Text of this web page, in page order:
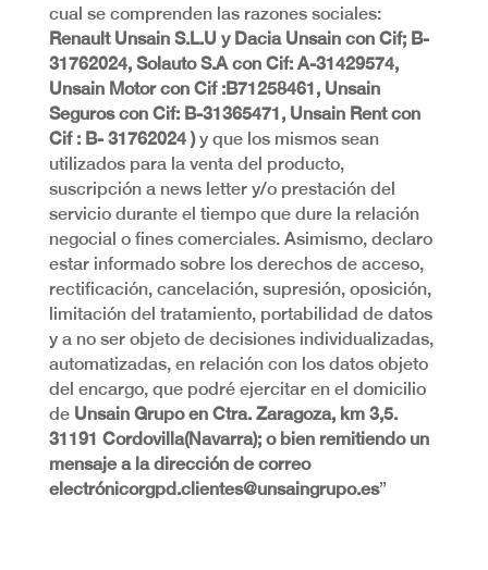
cual se comprenden las razones sociales:
Renault Unsain S.L.U y Dacia Unsain con Cif; B-
31762024, Solauto S.A con Cif: A-31429574,
Unsain Motor con Cif :B71258461, Unsain
Seguros con Cif: B-31365471, Unsain Rent con
Cif : B- 31762024 )y que los mismos sean
utilizados para la venta del producto,
suscripción a news letter y/o prestación del
servicio durante el tiempo que dure la relación
negocial o fines comerciales. Asimismo, declaro
estar informado sobre los derechos de acceso,
rectificación, cancelación, supresión, oposición,
limitación del tratamiento, portabilidad de datos
y a no ser objeto de decisiones individualizadas,
automatizadas, en relación con los datos objeto
del encargo, que podré ejercitar en el domicilio
de Unsain Grupo en Ctra. Zaragoza, km 3,5.
31191 Cordovilla(Navarra); o bien remitiendo un
mensaje a la dirección de correo
electrónicorgpd.clientes@unsaingrupo.es”